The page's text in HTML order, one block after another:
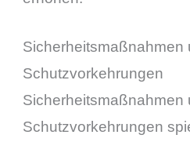
Sicherheitsmaßnahmen
Schutzvorkehrungen
Sicherheitsmaßnahmen
Schutzvorkehrungen